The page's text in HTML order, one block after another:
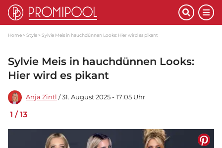
Home Style Sylvie Meis in hauchdünnen Looks: Hier wird es pikant
Sylvie Meis in hauchdünnen Looks:
Hier wird es pikant
Anja Zintl / 31. August 2025 - 17:05 Uhr
1 /13